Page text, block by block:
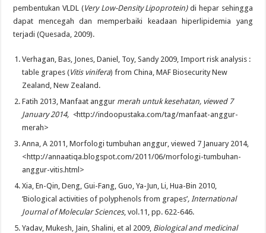
pembentukan VLDL (Very Low-Density Lipoprotein)di hepar sehingga
dapat mencegah dan memperbaiki keadaan hiperlipidemia yang
terjadi (Quesada, 2009).
Verhagan, Bas, Jones, Daniel, Toy, Sandy 2009, Import risk analysis :
table grapes (Vitis vinifera) from China, MAF Biosecurity New
Zealand, New Zealand.
Fatih 2013, Manfaat anggur merah untuk kesehatan, viewed 7
January 2014, <http://indoopustaka.com/tag/manfaat-anggur-
merah>
Anna, A 2011, Morfologi tumbuhan anggur, viewed 7 January 2014,
<http://annaatiqa.blogspot.com/2011/06/morfologi-tumbuhan-
anggur-vitis.html>
Xia, En-Qin, Deng, Gui-Fang, Guo, Ya-Jun, Li, Hua-Bin 2010,
‘Biological activities of polyphenols from grapes’, International
Journal of Molecular Sciences, vol.11, pp. 622-646.
Yadav, Mukesh, Jain, Shalini, et al 2009, Biological and medicinal